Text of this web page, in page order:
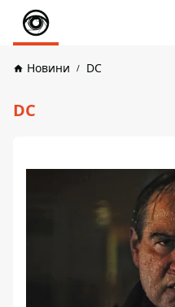
Новини DC
DC